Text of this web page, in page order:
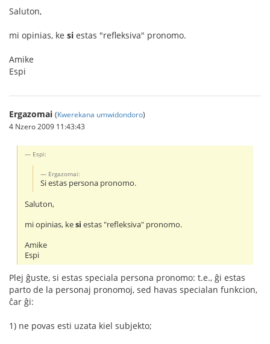
Saluton,
mi opinias, ke si estas "refleksiva" pronomo.
Amike
Espi
Ergazomai (Kwerekana umwidondoro)
4 Nzero 2009 11:43:43
Espi:
Ergazomai:
Si estas persona pronomo.
Saluton,
mi opinias, kesi estas "refleksiva" pronomo.
Amike
Espi
Plej ĝuste, si estas speciala persona pronomo: t.e., ĝi estas
parto de la personaj pronomoj, sed havas specialan funkcion,
ĉar ĝi:
1) ne povas esti uzata kiel subjekto;